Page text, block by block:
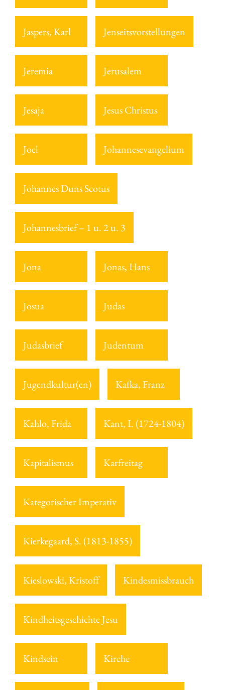
Jaspers, Karl Jenseitsvorstellungen
Jeremia Jerusalem
Jesaja Jesus Christus
Joel Johannesevangelium
Johannes Duns Scotus
Johannesbrief – 1 u. 2 u. 3
Jona Jonas, Hans
Josua Judas
Judasbrief Judentum
Jugendkultur(en) Kafka, Franz
Kahlo, Frida Kant, I. (1724-1804)
Kapitalismus Karfreitag
Kategorischer Imperativ
Kierkegaard, S. (1813-1855)
Kieslowski, Kristoff Kindesmissbrauch
Kindheitsgeschichte Jesu
Kindsein Kirche